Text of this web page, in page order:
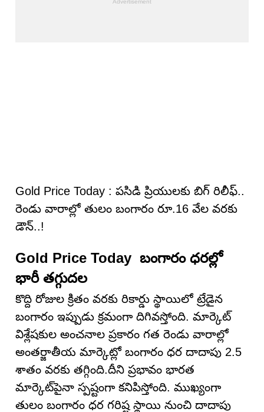
Gold Price Today : పసిడి ప్రియులకు బిగ్ రిలీఫ్..
రెండు వారాల్లో తులం బంగారం రూ.16 వేల వరకు
డౌన్..!
Gold Price Today బంగారం ధరల్లో
భారీ తగ్గుదల
కొద్ది రోజుల క్రితం వరకు రికార్డు స్థాయిలో ట్రేడైన
బంగారం ఇప్పుడు క్రమంగా దిగివస్తోంది. మార్కెట్
విశ్లేషకుల అంచనాల ప్రకారం గత రెండు వారాల్లో
అంతర్జాతీయ మార్కెట్లో బంగారం ధర దాదాపు 2.5
శాతం వరకు తగ్గింది.దీని ప్రభావం భారత
మార్కెట్‌పైనా స్పష్టంగా కనిపిస్తోంది. ముఖ్యంగా
తులం బంగారం ధర గరిష్ట స్థాయి నుంచి దాదాపు